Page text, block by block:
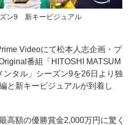
ズン9 新キービジュアル
Videoにて松本人志企画・プ
番組「HITOSHI MATSUM
ンタル」シーズン9を26日より独
と新キービジュアルが到着し
高額の優勝賞金2,000万円に驚く